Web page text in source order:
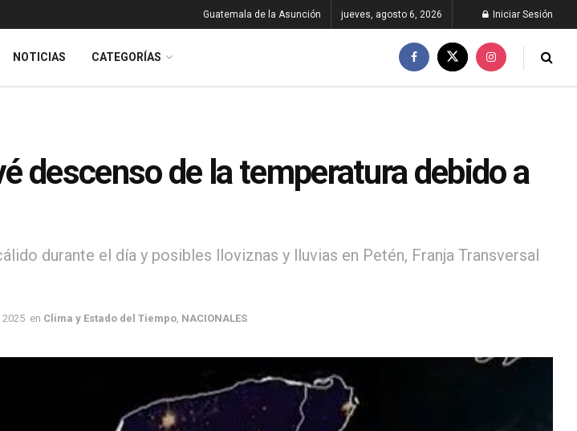
Guatemala de la Asunción jueves, agosto 6, 2026 Iniciar Sesión
NOTICIAS CATEGORÍAS
descenso de la temperatura debido a
durante el día y posibles lloviznas y lluvias en Petén, Franja Transversal
en Clima y Estado del Tiempo NACIONALES